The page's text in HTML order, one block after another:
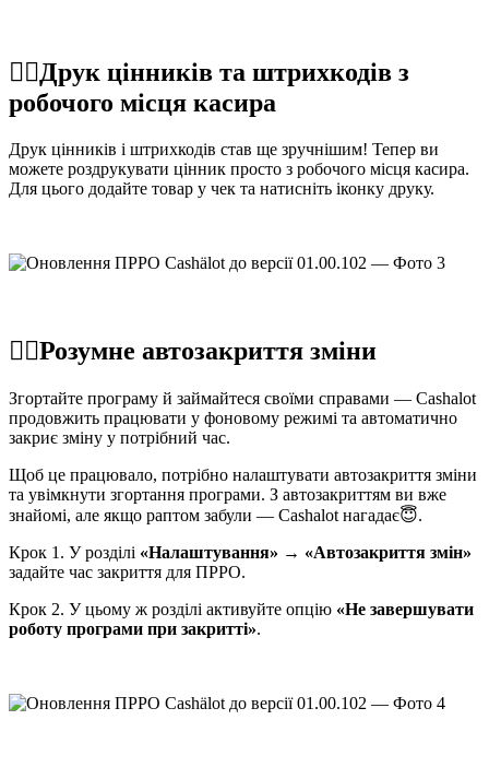
☝🏻Друк цінників та штрихкодів з
робочого місця касира
Друк цінників і штрихкодів став ще зручнішим! Тепер ви
можете роздрукувати цінник просто з робочого місця касира.
Для цього додайте товар у чек та натисніть іконку друку.
☝🏻Розумне автозакриття зміни
Згортайте програму й займайтеся своїми справами — Cashalot
продовжить працювати у фоновому режимі та автоматично
закриє зміну у потрібний час.
Щоб це працювало, потрібно налаштувати автозакриття зміни
та увімкнути згортання програми. З автозакриттям ви вже
знайомі, але якщо раптом забули — Cashalot нагадає😇.
Крок 1. У розділі «Налаштування» → «Автозакриття змін»
задайте час закриття для ПРРО.
Крок 2. У цьому ж розділі активуйте опцію «Не завершувати
роботу програми при закритті».